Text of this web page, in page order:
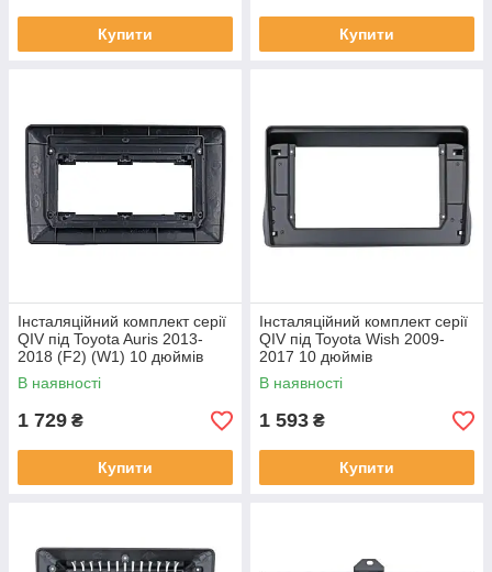
Купити Купити
Інсталяційний комплект серії
QIV під Toyota Auris 2013-
2018 (F2) (W1) 10 дюймів
В наявності
1 729 ₴
Купити
Інсталяційний комплект серії
QIV під Toyota Wish 2009-
2017 10 дюймів
В наявності
1 593 ₴
Купити